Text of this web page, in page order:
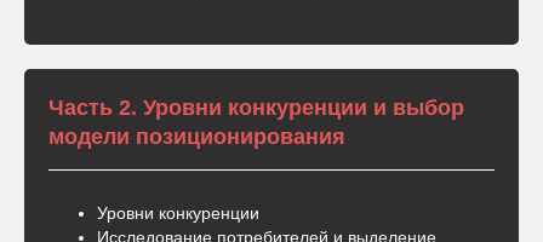
Часть 2. Уровни конкуренции и выбор
модели позиционирования
Уровни конкуренции
Исследование потребителей и выделение